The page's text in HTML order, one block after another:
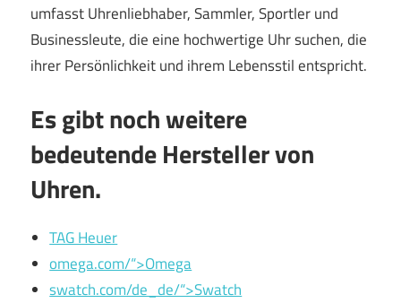
umfasst Uhrenliebhaber, Sammler, Sportler und
Businessleute, die eine hochwertige Uhr suchen, die
ihrer Persönlichkeit und ihrem Lebensstil entspricht.
Es gibt noch weitere
bedeutende Hersteller von
Uhren.
TAG Heuer
omega.com/“>Omega
swatch.com/de_de/“>Swatch